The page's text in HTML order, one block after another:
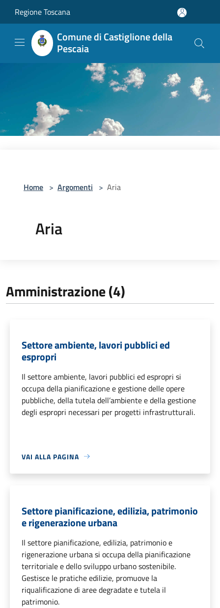
Regione Toscana
Comune di Castiglione della
Pescaia
Home > Argomenti > Aria
Aria
Amministrazione (4)
Settore ambiente, lavori pubblici ed
espropri
Il settore ambiente, lavori pubblici ed espropri si
occupa della pianificazione e gestione delle opere
pubbliche, della tutela dell’ambiente e della gestione
degli espropri necessari per progetti infrastrutturali.
VAI ALLA PAGINA
Settore pianificazione, edilizia, patrimonio
e rigenerazione urbana
Il settore pianificazione, edilizia, patrimonio e
rigenerazione urbana si occupa della pianificazione
territoriale e dello sviluppo urbano sostenibile.
Gestisce le pratiche edilizie, promuove la
riqualificazione di aree degradate e tutela il
patrimonio.